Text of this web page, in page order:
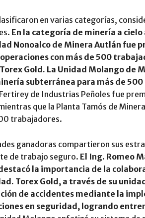
en varias categorías,
En la categoría de minería a
Nonoalco de Minera Autlán fue
con más de 500
Gold. La Unidad Molango de
subterránea para más de
de Industrias Peñoles fue
que la Planta Tamós de
trabajadores.
ganadoras compartieron sus
de trabajo seguro. El Ing. Romeo
la importancia de la
Torex Gold, a través de su
de accidentes mediante la
en seguridad, logrando